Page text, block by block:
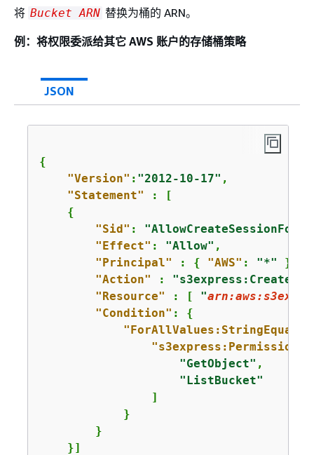
将 Bucket ARN 替换为桶的 ARN。
例：将权限委派给其它 AWS 账户的存储桶策略
JSON
{
"Version" : "2012-10-17" ,
"Statement" : [
{
"Sid" :
"Effect" : "Allow" ,
"Principal" : { "AWS" : "*" },
"Action" :
"Resource" : [ "
"Condition" : {
"ForAllValues:StringEquals"
"s3express:Permissions"
"GetObject" ,
"ListBucket"
                ]
            }
        }
    }]